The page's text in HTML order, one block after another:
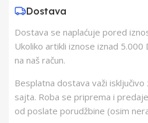
Zemlja Uvoza
Dostava
Dostava se naplaćuje pored
Ukoliko artikli iznose iznad
na naš račun.
Besplatna dostava važi
sajta. Roba se priprema i
od poslate porudžbine (osim